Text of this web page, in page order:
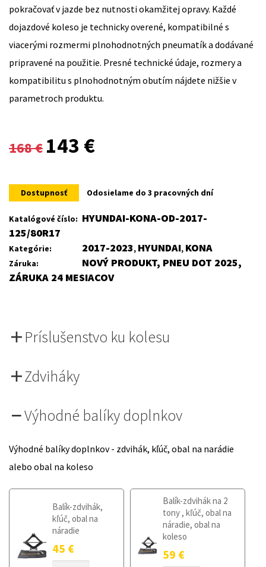
pokračovať v jazde bez nutnosti okamžitej opravy. Každé
dojazdové koleso je technicky overené, kompatibilné s
viacerými rozmermi plnohodnotných pneumatík a dodávané
pripravené na použitie. Presné technické údaje, rozmery a
kompatibilitu s plnohodnotným obutím nájdete nižšie v
parametroch produktu.
168€
Original
was:
168 €.
143 €
is:
143 €.
Dostupnosť Odosielame do 3 pracovných dní
Katalógové číslo: HYUNDAI-KONA-OD-2017-
125/80R17
Kategórie: 2017-2023, HYUNDAI, KONA
Záruka:
NOVÝ PRODUKT, PNEU DOT 2025,
ZÁRUKA 24 MESIACOV
Príslušenstvo ku kolesu
Zdviháky
Výhodné balíky doplnkov
Výhodné balíky doplnkov - zdvihák, kľúč, obal na narádie
alebo obal na koleso
Balík-zdvihák,
kľúč, obal na
náradie
45 €
Balík-zdvihák na 2
tony , kľúč, obal na
náradie, obal na
koleso
59 €